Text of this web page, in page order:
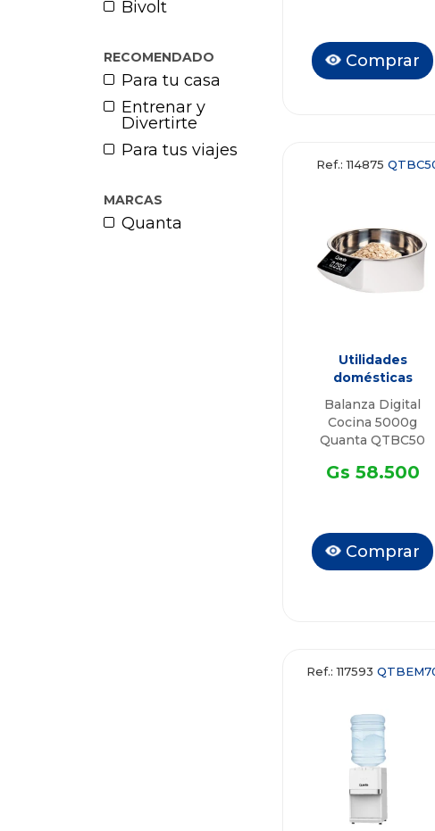
Bivolt
RECOMENDADO
Para tu casa
Entrenar y
Divertirte
Para tus viajes
MARCAS
Quanta
Comprar
Ref.: 114875
Utilidades
domésticas
Balanza Digital
Cocina 5000g
Quanta QTBC50
Gs 58.500
Comprar
Ref.: 117593